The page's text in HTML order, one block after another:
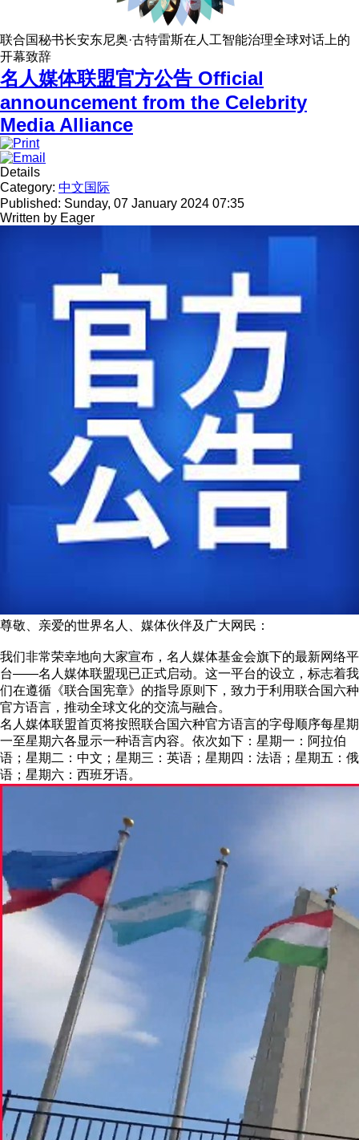
联合国秘书长安东尼奥·古特雷斯在人工智能治理全球对话上的
开幕致辞
名人媒体联盟官方公告 Official
announcement from the Celebrity
Media Alliance
Details
Category: 中文国际
Published: Sunday, 07 January 2024 07:35
Written by Eager
尊敬、亲爱的世界名人、媒体伙伴及广大网民：
我们非常荣幸地向大家宣布，名人媒体基金会旗下的最新网络平
台——名人媒体联盟现已正式启动。这一平台的设立，标志着我
们在遵循《联合国宪章》的指导原则下，致力于利用联合国六种
官方语言，推动全球文化的交流与融合。
名人媒体联盟首页将按照联合国六种官方语言的字母顺序每星期
一至星期六各显示一种语言内容。依次如下：星期一：阿拉伯
语；星期二：中文；星期三：英语；星期四：法语；星期五：俄
语；星期六：西班牙语。